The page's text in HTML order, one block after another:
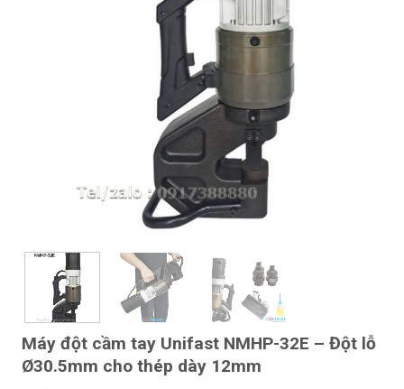
Máy đột cầm tay Unifast NMHP-32E – Đột lỗ
Ø30.5mm cho thép dày 12mm